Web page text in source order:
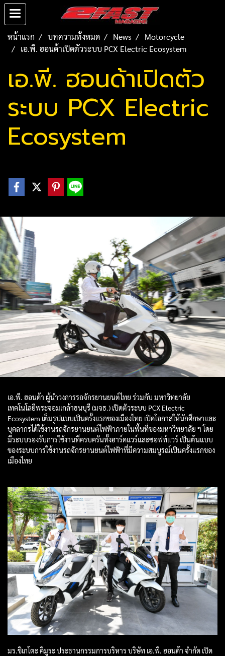
หน้าแรก บทความทั้งหมด News
Motorcycle
เอ.พี. ฮอนด้าเปิดตัวระบบ PCX Electric Ecosystem
เอ.พี. ฮอนด้าเปิดตัว
ระบบ PCX Electric
Ecosystem
เอ.พี. ฮอนด้า ผู้นำวงการรถจักรยานยนต์ไทย ร่วมกับ มหาวิทยาลัย
เทคโนโลยีพระจอมเกล้าธนบุรี (มจธ.) เปิดตัวระบบ PCX Electric
Ecosystem เต็มรูปแบบเป็นครั้งแรกของเมืองไทย เปิดโอกาสให้นักศึกษาและ
บุคลากรได้ใช้งานรถจักรยานยนต์ไฟฟ้าภายในพื้นที่ของมหาวิทยาลัย ฯ โดย
มีระบบรองรับการใช้งานที่ครบครันทั้งฮาร์ดแวร์และซอฟท์แวร์ เป็นต้นแบบ
ของระบบการใช้งานรถจักรยานยนต์ไฟฟ้าที่มีความสมบูรณ์เป็นครั้งแรกของ
เมืองไทย
มร.ชิเกโตะ คิมูระ ประธานกรรมการบริหาร บริษัท เอ.พี. ฮอนด้า จำกัด เปิด